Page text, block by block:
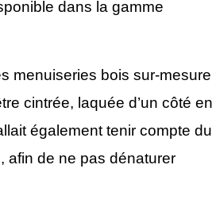
dans la gamme
menuiseries bois sur-mesure
cintrée, laquée d’un côté en
également tenir compte du
afin de ne pas dénaturer